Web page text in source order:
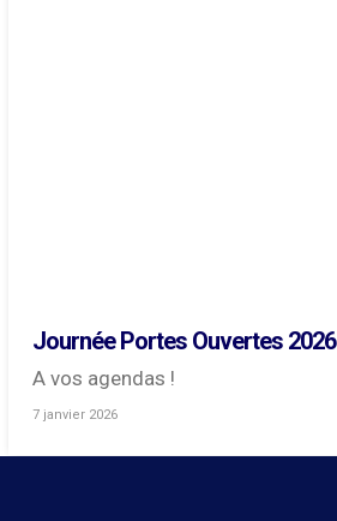
Journée Portes Ouvertes 2026
A vos agendas !
7 janvier 2026